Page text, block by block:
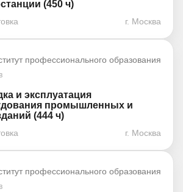
(450 ч)
г. Москва
профессионального образования
и эксплуатация
промышленных и
(444 ч)
г. Москва
профессионального образования